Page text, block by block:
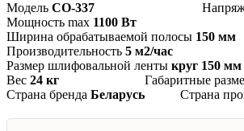
Модель СО-337
Мощность max 1100 Вт
Ширина обрабатываемой полосы 150 мм
Производительность 5 м2/час
Размер шлифовальной ленты круг 150 мм
Вес 24 кг Габаритные
Страна бренда Беларусь Страна